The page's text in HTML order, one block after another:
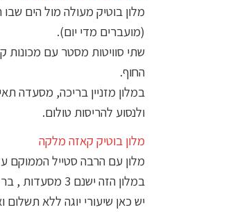
מלון בוטיק מעולה מול הים
(מועברים מדי יום).
שתי סוויטות מסטר עם מכונות
החוף.
במלון מזניין בריכה, מסעדה
ולנסוע להריסות טולום.
מלון בוטיק קאזה מלקה
מלון עם הרבה סטייל הממוקם
במלון הזה ישנם 3 מסעדות , בר , מועדון חוף ושתי בריכות .
יש כאן שיעורי יוגה ללא תשלום